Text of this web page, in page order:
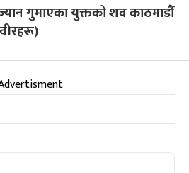
ज्यान गुमाएका युक्तको शव काठमाडौं